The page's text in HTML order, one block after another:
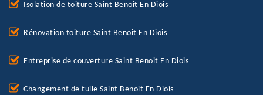
Isolation de toiture Saint Benoit En Diois
Rénovation toiture Saint Benoit En Diois
Entreprise de couverture Saint Benoit En Diois
Changement de tuile Saint Benoit En Diois